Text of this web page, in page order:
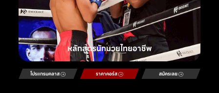
หลักสูตรนักมวยไทยอาชีพ
โปรแกรมคลาส ราคาคอร์ส สมัครเลย